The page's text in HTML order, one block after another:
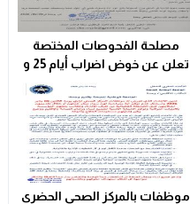
مصلحة الفحوصات المختصة
تعلن عن خوض اضراب أيام 25 و
موظفات بالمركز الصحي الحضري